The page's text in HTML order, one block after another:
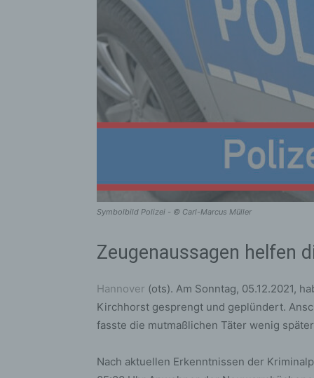
Symbolbild Polizei - © Carl-Marcus Müller
Zeugenaussagen helfen
Hannover (ots). Am Sonntag, 05.12.2021,
Kirchhorst gesprengt und geplündert.
fasste die mutmaßlichen Täter wenig
Nach aktuellen Erkenntnissen der